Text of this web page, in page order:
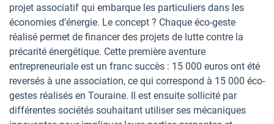
projet associatif qui embarque les particuliers dans les
économies d’énergie. Le concept ? Chaque éco-geste
réalisé permet de financer des projets de lutte contre la
précarité énergétique. Cette première aventure
entrepreneuriale est un franc succès : 15 000 euros ont été
reversés à une association, ce qui correspond à 15 000 éco-
gestes réalisés en Touraine. Il est ensuite sollicité par
différentes sociétés souhaitant utiliser ses mécaniques